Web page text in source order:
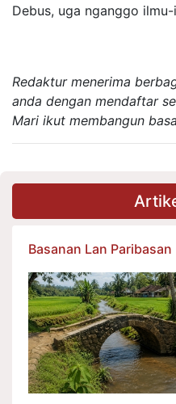
Debus, uga nganggo
Redaktur menerima
anda dengan mendaftar
Mari ikut membangun
Basanan Lan Paribasan